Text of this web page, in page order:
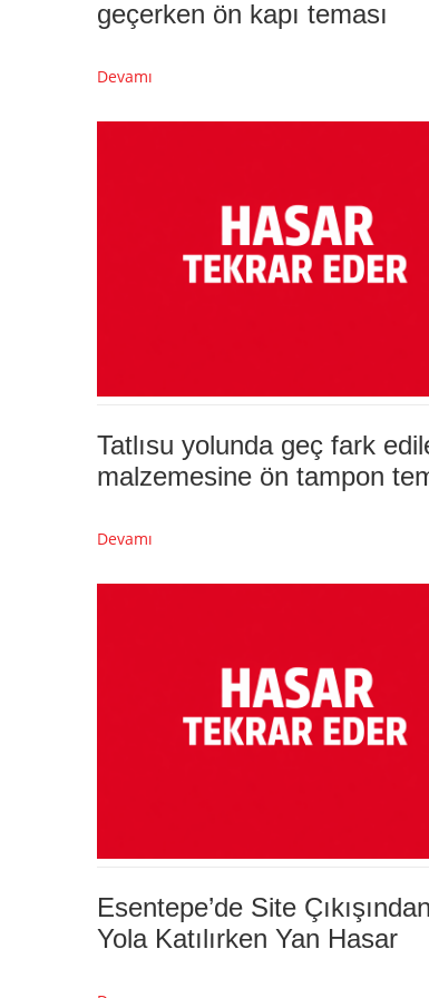
geçerken ön kapı teması
Devamı
Tatlısu yolunda geç fark
malzemesine ön tampon
Devamı
Esentepe’de Site
Yola Katılırken Yan Hasar